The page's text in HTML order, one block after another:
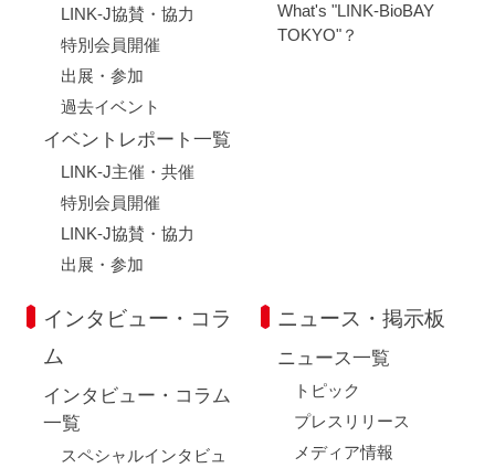
LINK-J協賛・協力
特別会員開催
出展・参加
過去イベント
イベントレポート一覧
LINK-J主催・共催
特別会員開催
LINK-J協賛・協力
出展・参加
What's "LINK-BioBAY
TOKYO"？
インタビュー・コラ
ム
インタビュー・コラム
一覧
スペシャルインタビュ
ニュース・掲示板
ニュース一覧
トピック
プレスリリース
メディア情報